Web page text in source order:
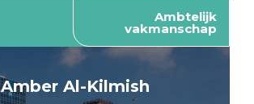
Ambtelijk
vakmanschap
Amber Al-Kilmish